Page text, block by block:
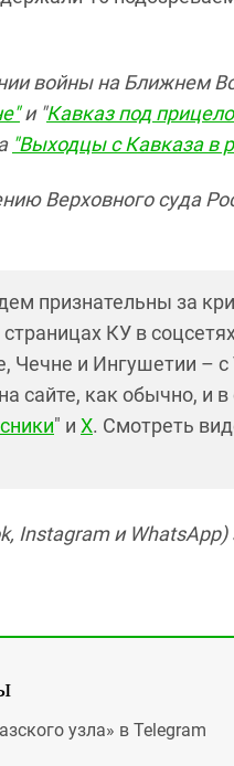
войны на Ближнем
и "Кавказ под
"Выходцы с Кавказа в
Верховного суда
признательны за
КУ в
Чечне и Ингушетии – с
сайте, как обычно, и в
" и X. Смотреть
Instagram и
узла» в Telegram